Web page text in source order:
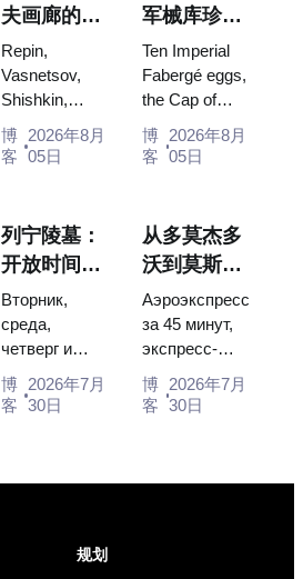
夫画廊的杰
作：值得为
此安排行程
的画作
Repin,
Vasnetsov,
Shishkin,
Vrubel, Serov
and Surikov
people, where
they hang,
and why
booking the...
博
客
2026年8月
05日
军械库珍
宝：法贝热
彩蛋、宝座
与加冕礼服
Ten Imperial
Fabergé eggs,
the Cap of
Monomakh,
the double
the coronation
dress of
Catherine...
博
客
2026年8月
05日
列宁陵墓：
开放时间、
入场和与克
里姆林宫的
主要混淆
Вторник,
среда,
четверг и
суббота с
10:00 до
博
客
2026年7月
30日
从多莫杰多
沃到莫斯科
市中心：乘
坐空铁、公
交车或电车
Аэроэкспресс
за 45 минут,
экспресс-
автобус за
450 рублей,
博
客
2026年7月
30日
规划